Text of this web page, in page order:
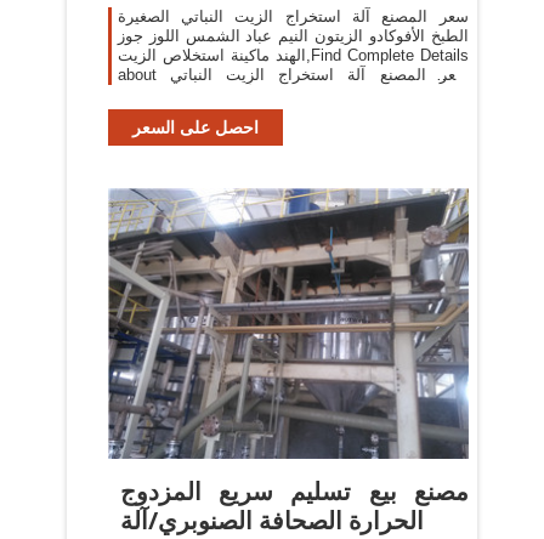
سعر المصنع آلة استخراج الزيت النباتي الصغيرة
الطبخ الأفوكادو الزيتون النيم عباد الشمس اللوز جوز
الهند ماكينة استخلاص الزيت,Find Complete Details
about سعر المصنع آلة استخراج الزيت النباتي
احصل على السعر
مصنع بيع تسليم سريع المزدوج
الحرارة الصحافة الصنوبري/آلة